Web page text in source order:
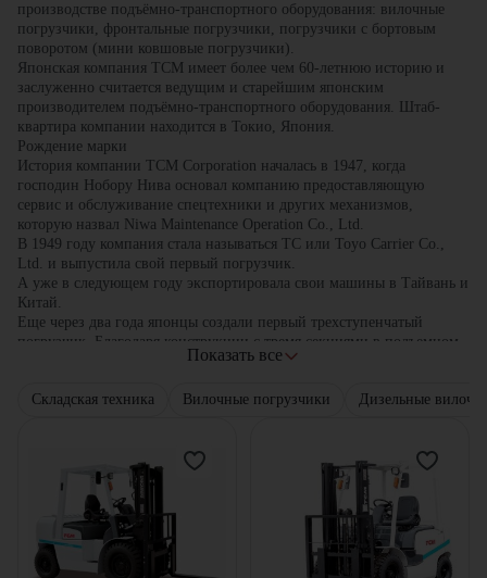
производстве подъёмно-транспортного оборудования: вилочные
погрузчики, фронтальные погрузчики, погрузчики с бортовым
поворотом (мини ковшовые погрузчики).
Японская компания TCM имеет более чем 60-летнюю историю и
заслуженно считается ведущим и старейшим японским
производителем подъёмно-транспортного оборудования. Штаб-
квартира компании находится в Токио, Япония.
Рождение марки
История компании TCM Corporation началась в 1947, когда
господин Нобору Нива основал компанию предоставляющую
сервис и обслуживание спецтехники и других механизмов,
которую назвал Niwa Maintenance Operation Co., Ltd.
В 1949 году компания стала называться ТС или Toyo Carrier Co.,
Ltd. и выпустила свой первый погрузчик.
А уже в следующем году экспортировала свои машины в Тайвань и
Китай.
Еще через два года японцы создали первый трехступенчатый
погрузчик. Благодаря конструкции с тремя секциями в подъемном
устройстве, машина могла с легкостьюзаезжать в различные
технологияактивно применяется и сегодня.
компании успешно развиваться. В 1956 именно Toyo Umpanki Co,
Ltd поставляет 3000 вилочных погрузчиков в Антарктиду, чтобы
помочь исследовательской деятельности.
С 1956 по 1985 гг. компания активно сотрудничает с первым
американским производителем погрузчиков Clark Equipment. В
июле 1960 года совместно с Clark был разработан первый
Показать все
Складская техника Вилочные погрузчики Дизельные